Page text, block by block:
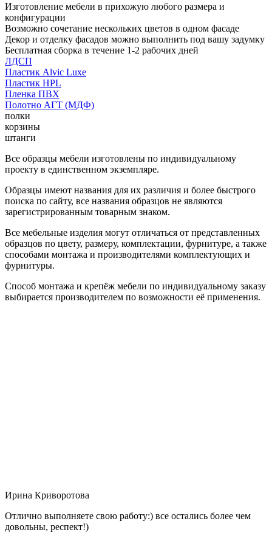
Изготовление мебели в прихожую любого размера и
конфигурации
Возможно сочетание нескольких цветов в одном фасаде
Декор и отделку фасадов можно выполнить под вашу задумку
Бесплатная сборка в течение 1-2 рабочих дней
ЛДСП
Пластик Alvic Luxe
Пластик HPL
Пленка ПВХ
Полотно АГТ (МДФ)
полки
корзины
штанги
Все образцы мебели изготовлены по индивидуальному
проекту в единственном экземпляре.
Образцы имеют названия для их различия и более быстрого
поиска по сайту, все названия образцов не являются
зарегистрированным товарным знаком.
Все мебельные изделия могут отличаться от представленных
образцов по цвету, размеру, комплектации, фурнитуре, а также
способами монтажа и производителями комплектующих и
фурнитуры.
Способ монтажа и крепёж мебели по индивидуальному заказу
выбирается производителем по возможности её применения.
Ирина Криворотова
Отлично выполняете свою работу:) все остались более чем
довольны, респект!)